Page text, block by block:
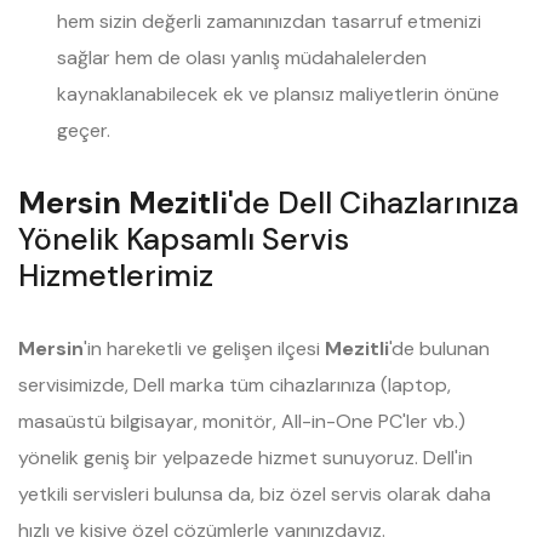
hem sizin değerli zamanınızdan tasarruf etmenizi
sağlar hem de olası yanlış müdahalelerden
kaynaklanabilecek ek ve plansız maliyetlerin önüne
geçer.
Mersin Mezitli'de Dell Cihazlarınıza
Yönelik Kapsamlı Servis
Hizmetlerimiz
Mersin'in hareketli ve gelişen ilçesi Mezitli'de bulunan
servisimizde, Dell marka tüm cihazlarınıza (laptop,
masaüstü bilgisayar, monitör, All-in-One PC'ler vb.)
yönelik geniş bir yelpazede hizmet sunuyoruz. Dell'in
yetkili servisleri bulunsa da, biz özel servis olarak daha
hızlı ve kişiye özel çözümlerle yanınızdayız.